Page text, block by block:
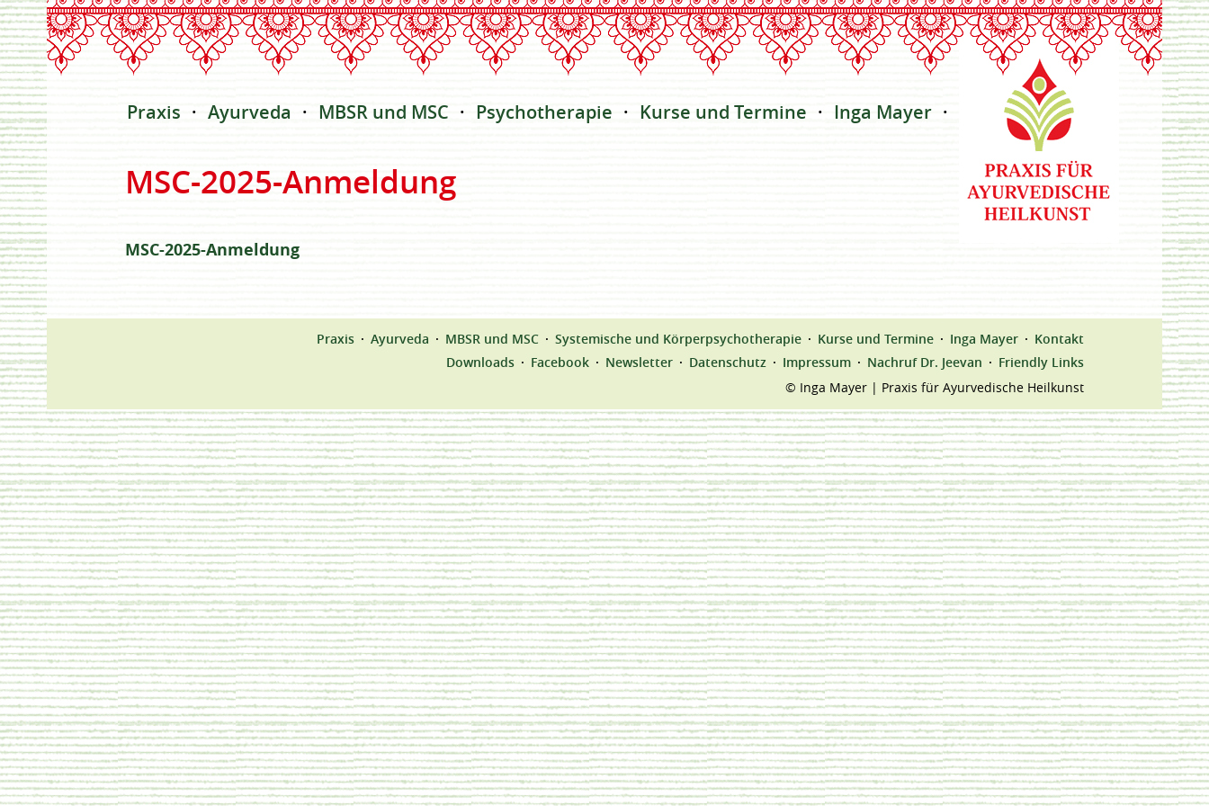
Praxis Ayurveda MBSR und MSC Psychotherapie Kurse und Termine Inga Mayer Kontakt
MSC-2025-Anmeldung
MSC-2025-Anmeldung
Praxis Ayurveda MBSR und MSC Systemische und Körperpsychotherapie Kurse und Termine Inga Mayer
Kontakt
Downloads
Facebook Newsletter Datenschutz Impressum Nachruf Dr. Jeevan
Friendly Links
© Inga Mayer | Praxis für Ayurvedische Heilkunst